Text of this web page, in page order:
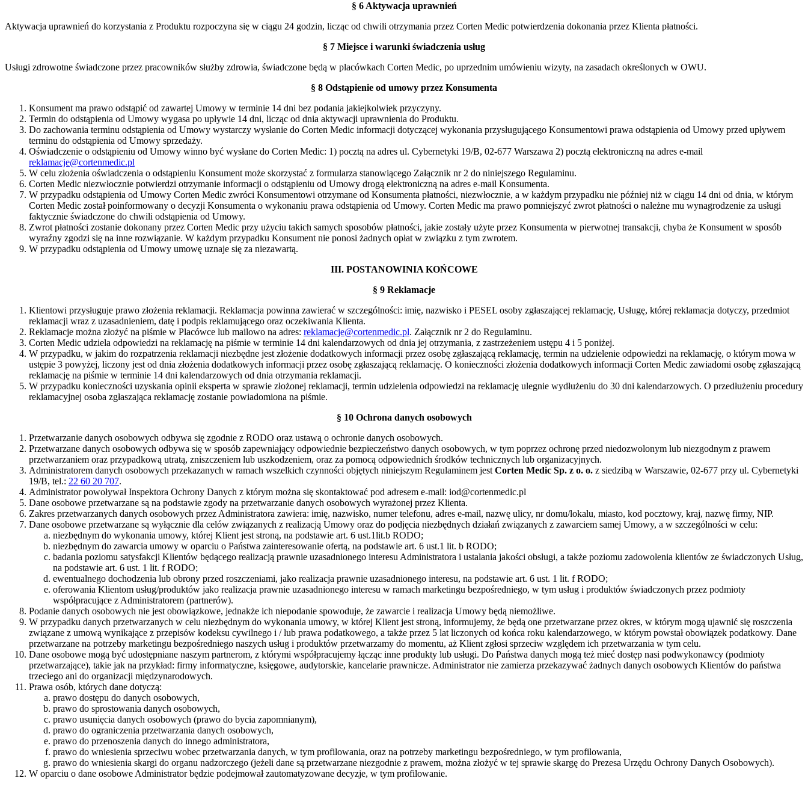
§ 6 Aktywacja uprawnień
Aktywacja uprawnień do korzystania z Produktu rozpoczyna się w ciągu 24 godzin, licząc od chwili otrzymania przez Corten Medic potwierdzenia dokonania przez Klienta płatności.
§ 7 Miejsce i warunki świadczenia usług
Usługi zdrowotne świadczone przez pracowników służby zdrowia, świadczone będą w placówkach Corten Medic, po uprzednim umówieniu wizyty, na zasadach określonych w OWU.
§ 8 Odstąpienie od umowy przez Konsumenta
Konsument ma prawo odstąpić od zawartej Umowy w terminie 14 dni bez podania jakiejkolwiek przyczyny.
Termin do odstąpienia od Umowy wygasa po upływie 14 dni, licząc od dnia aktywacji uprawnienia do Produktu.
Do zachowania terminu odstąpienia od Umowy wystarczy wysłanie do Corten Medic informacji dotyczącej wykonania przysługującego Konsumentowi prawa odstąpienia od Umowy przed upływem
terminu do odstąpienia od Umowy sprzedaży.
Oświadczenie o odstąpieniu od Umowy winno być wysłane do Corten Medic: 1) pocztą na adres ul. Cybernetyki 19/B, 02-677 Warszawa 2) pocztą elektroniczną na adres e-mail
reklamacje@cortenmedic.pl
W celu złożenia oświadczenia o odstąpieniu Konsument może skorzystać z formularza stanowiącego Załącznik nr 2 do niniejszego Regulaminu.
Corten Medic niezwłocznie potwierdzi otrzymanie informacji o odstąpieniu od Umowy drogą elektroniczną na adres e-mail Konsumenta.
W przypadku odstąpienia od Umowy Corten Medic zwróci Konsumentowi otrzymane od Konsumenta płatności, niezwłocznie, a w każdym przypadku nie później niż w ciągu 14 dni od dnia, w którym
Corten Medic został poinformowany o decyzji Konsumenta o wykonaniu prawa odstąpienia od Umowy. Corten Medic ma prawo pomniejszyć zwrot płatności o należne mu wynagrodzenie za usługi
faktycznie świadczone do chwili odstąpienia od Umowy.
Zwrot płatności zostanie dokonany przez Corten Medic przy użyciu takich samych sposobów płatności, jakie zostały użyte przez Konsumenta w pierwotnej transakcji, chyba że Konsument w sposób
wyraźny zgodzi się na inne rozwiązanie. W każdym przypadku Konsument nie ponosi żadnych opłat w związku z tym zwrotem.
W przypadku odstąpienia od Umowy umowę uznaje się za niezawartą.
III. POSTANOWINIA KOŃCOWE
§ 9 Reklamacje
Klientowi przysługuje prawo złożenia reklamacji. Reklamacja powinna zawierać w szczególności: imię, nazwisko i PESEL osoby zgłaszającej reklamację, Usługę, której reklamacja dotyczy, przedmiot
reklamacji wraz z uzasadnieniem, datę i podpis reklamującego oraz oczekiwania Klienta.
Reklamacje można złożyć na piśmie w Placówce lub mailowo na adres: reklamacje@cortenmedic.pl. Załącznik nr 2 do Regulaminu.
Corten Medic udziela odpowiedzi na reklamację na piśmie w terminie 14 dni kalendarzowych od dnia jej otrzymania, z zastrzeżeniem ustępu 4 i 5 poniżej.
W przypadku, w jakim do rozpatrzenia reklamacji niezbędne jest złożenie dodatkowych informacji przez osobę zgłaszającą reklamację, termin na udzielenie odpowiedzi na reklamację, o którym mowa w
ustępie 3 powyżej, liczony jest od dnia złożenia dodatkowych informacji przez osobę zgłaszającą reklamację. O konieczności złożenia dodatkowych informacji Corten Medic zawiadomi osobę zgłaszającą
reklamację na piśmie w terminie 14 dni kalendarzowych od dnia otrzymania reklamacji.
W przypadku konieczności uzyskania opinii eksperta w sprawie złożonej reklamacji, termin udzielenia odpowiedzi na reklamację ulegnie wydłużeniu do 30 dni kalendarzowych. O przedłużeniu procedury
reklamacyjnej osoba zgłaszająca reklamację zostanie powiadomiona na piśmie.
§ 10 Ochrona danych osobowych
Przetwarzanie danych osobowych odbywa się zgodnie z RODO oraz ustawą o ochronie danych osobowych.
Przetwarzane danych osobowych odbywa się w sposób zapewniający odpowiednie bezpieczeństwo danych osobowych, w tym poprzez ochronę przed niedozwolonym lub niezgodnym z prawem
przetwarzaniem oraz przypadkową utratą, zniszczeniem lub uszkodzeniem, oraz za pomocą odpowiednich środków technicznych lub organizacyjnych.
Administratorem danych osobowych przekazanych w ramach wszelkich czynności objętych niniejszym Regulaminem jest Corten Medic Sp. z o. o. z siedzibą w Warszawie, 02-677 przy ul. Cybernetyki
19/B, tel.: 22 60 20 707.
Administrator powoływał Inspektora Ochrony Danych z którym można się skontaktować pod adresem e-mail: iod@cortenmedic.pl
Dane osobowe przetwarzane są na podstawie zgody na przetwarzanie danych osobowych wyrażonej przez Klienta.
Zakres przetwarzanych danych osobowych przez Administratora zawiera: imię, nazwisko, numer telefonu, adres e-mail, nazwę ulicy, nr domu/lokalu, miasto, kod pocztowy, kraj, nazwę firmy, NIP.
Dane osobowe przetwarzane są wyłącznie dla celów związanych z realizacją Umowy oraz do podjęcia niezbędnych działań związanych z zawarciem samej Umowy, a w szczególności w celu:
niezbędnym do wykonania umowy, której Klient jest stroną, na podstawie art. 6 ust.1lit.b RODO;
niezbędnym do zawarcia umowy w oparciu o Państwa zainteresowanie ofertą, na podstawie art. 6 ust.1 lit. b RODO;
badania poziomu satysfakcji Klientów będącego realizacją prawnie uzasadnionego interesu Administratora i ustalania jakości obsługi, a także poziomu zadowolenia klientów ze świadczonych Usług,
na podstawie art. 6 ust. 1 lit. f RODO;
ewentualnego dochodzenia lub obrony przed roszczeniami, jako realizacja prawnie uzasadnionego interesu, na podstawie art. 6 ust. 1 lit. f RODO;
oferowania Klientom usług/produktów jako realizacja prawnie uzasadnionego interesu w ramach marketingu bezpośredniego, w tym usług i produktów świadczonych przez podmioty
współpracujące z Administratorem (partnerów).
Podanie danych osobowych nie jest obowiązkowe, jednakże ich niepodanie spowoduje, że zawarcie i realizacja Umowy będą niemożliwe.
W przypadku danych przetwarzanych w celu niezbędnym do wykonania umowy, w której Klient jest stroną, informujemy, że będą one przetwarzane przez okres, w którym mogą ujawnić się roszczenia
związane z umową wynikające z przepisów kodeksu cywilnego i / lub prawa podatkowego, a także przez 5 lat liczonych od końca roku kalendarzowego, w którym powstał obowiązek podatkowy. Dane
przetwarzane na potrzeby marketingu bezpośredniego naszych usług i produktów przetwarzamy do momentu, aż Klient zgłosi sprzeciw względem ich przetwarzania w tym celu.
Dane osobowe mogą być udostępniane naszym partnerom, z którymi współpracujemy łącząc inne produkty lub usługi. Do Państwa danych mogą też mieć dostęp nasi podwykonawcy (podmioty
przetwarzające), takie jak na przykład: firmy informatyczne, księgowe, audytorskie, kancelarie prawnicze. Administrator nie zamierza przekazywać żadnych danych osobowych Klientów do państwa
trzeciego ani do organizacji międzynarodowych.
Prawa osób, których dane dotyczą:
prawo dostępu do danych osobowych,
prawo do sprostowania danych osobowych,
prawo usunięcia danych osobowych (prawo do bycia zapomnianym),
prawo do ograniczenia przetwarzania danych osobowych,
prawo do przenoszenia danych do innego administratora,
prawo do wniesienia sprzeciwu wobec przetwarzania danych, w tym profilowania, oraz na potrzeby marketingu bezpośredniego, w tym profilowania,
prawo do wniesienia skargi do organu nadzorczego (jeżeli dane są przetwarzane niezgodnie z prawem, można złożyć w tej sprawie skargę do Prezesa Urzędu Ochrony Danych Osobowych).
W oparciu o dane osobowe Administrator będzie podejmował zautomatyzowane decyzje, w tym profilowanie.